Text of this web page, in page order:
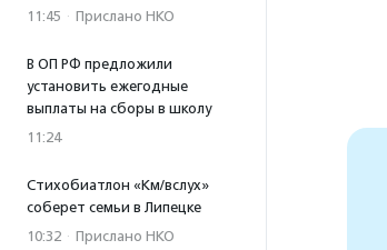
11:45 · Прислано НКО
В ОП РФ предложили
установить ежегодные
выплаты на сборы в школу
11:24
Стихобиатлон «Км/вслух»
соберет семьи в Липецке
10:32 · Прислано НКО